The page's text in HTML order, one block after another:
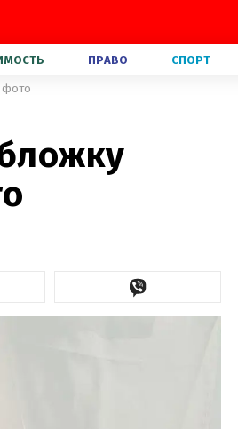
ПРАВО СПОРТ
фото